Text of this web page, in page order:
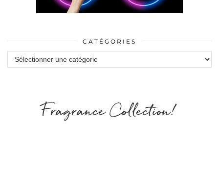
CATÉGORIES
Catégories
Fragrance Collection!